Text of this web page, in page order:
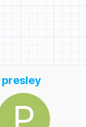
presley